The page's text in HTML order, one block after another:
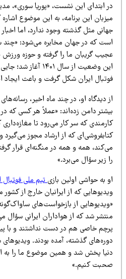
ابتدای این نشست، «پوریا سوری»،
این برنامه، به این موضوع اشاره
مثل گذشته وجود ندارد، اما اخبار آن
که در جهان مخابره می‌شود: «چند
گریبان ما را گرفته و حوزه ورزش نیز
این وضعیت از سال ۱۴۰۱ آغاز
ایران شکل گرفت و باعث ایجاد
دیدگاه او، در چند ماه اخیر، رسانه‌های
دامن زده‌اند: «عملاً هر کسی که در
که سر کار می‌رود تا مغازه‌داری که
که از ارشاد مجوز می‌گیرد و
همه و همه در منگنه‌ای قرار گرفتند
زیر سؤال می‌برد.»
به حواشی اولین بازیتیم ملی فوتبال
که از ایرانیان خارج از کشور
از بازخواست‌های ساواک‌گونه
شد که از هواداران ایرانی سؤال
خاصی هم در دست نداشتند و با
گذشته، آمده بودند. ویدیوهای
پخش شد و همین موضوع ما را به این
کنیم.»